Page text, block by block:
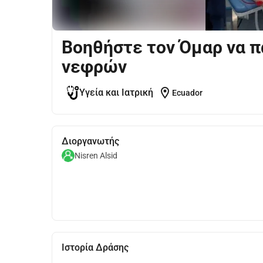
Βοηθήστε τον Όμαρ να
νεφρών
Υγεία και Ιατρική location_on Ecuador
Διοργανωτής
Nisren Alsid
Ιστορία Δράσης